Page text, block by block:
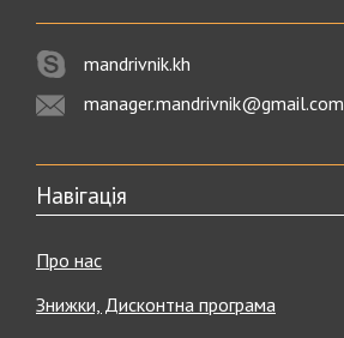
mandrivnik.kh
manager.mandrivnik@gmail.com
Навігація
Про нас
Знижки, Дисконтна програма